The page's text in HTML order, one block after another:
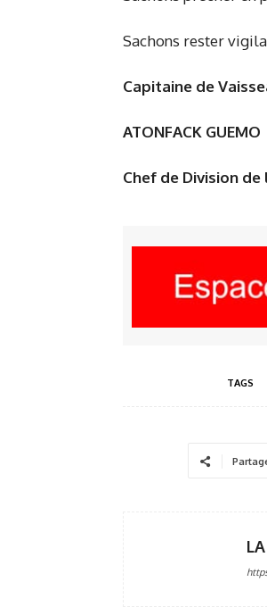
Sachons rester
Capitaine de
ATONFACK GUEMO
Chef de Division
TAGS